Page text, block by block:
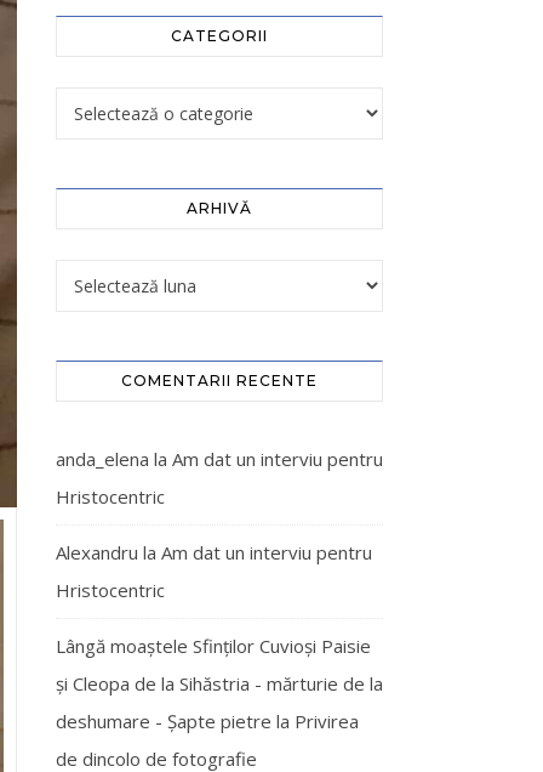
CATEGORII
ARHIVĂ
COMENTARII RECENTE
anda_elena la Am dat un interviu pentru
Hristocentric
Alexandru la Am dat un interviu pentru
Hristocentric
Lângă moaștele Sfinților Cuvioși Paisie
și Cleopa de la Sihăstria - mărturie de la
deshumare - Şapte pietre la Privirea
de dincolo de fotografie